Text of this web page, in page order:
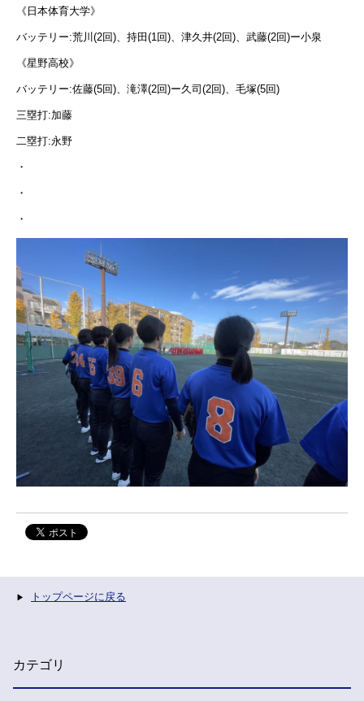
《日本体育大学》
バッテリー:荒川(2回)、持田(1回)、津久井(2回)、武藤(2回)ー小泉
《星野高校》
バッテリー:佐藤(5回)、滝澤(2回)ー久司(2回)、毛塚(5回)
三塁打:加藤
二塁打:永野
・
・
・
トップページに戻る
カテゴリ